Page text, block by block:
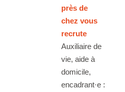
près de
chez vous
recrute
Auxiliaire de
vie, aide à
domicile,
encadrant·e :